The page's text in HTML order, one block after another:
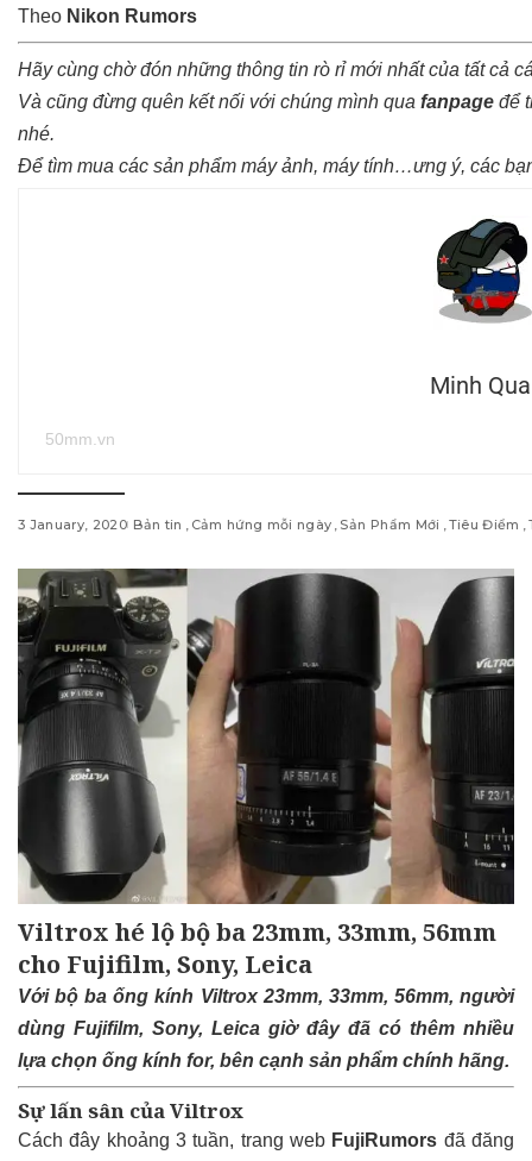
Theo Nikon Rumors
Hãy cùng chờ đón những thông tin rò rỉ mới nhất của tất cả
Và cũng đừng quên kết nối với chúng mình qua fanpage để
nhé.
Để tìm mua các sản phẩm máy ảnh, máy tính…ưng ý, các
Minh
50mm.vn
3 January, 2020 Bản tin Cảm hứng mỗi ngày Sản Phẩm Mới Tiêu Điểm
Viltrox hé lộ bộ ba 23mm, 33mm, 56mm
cho Fujifilm, Sony, Leica
Với bộ ba ống kính Viltrox 23mm, 33mm, 56mm, người
dùng Fujifilm, Sony, Leica giờ đây đã có thêm nhiều
lựa chọn ống kính for, bên cạnh sản phẩm chính hãng.
Sự lấn sân của Viltrox
Cách đây khoảng 3 tuần, trang web FujiRumors đã đăng